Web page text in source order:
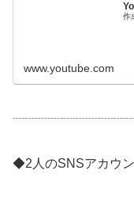
作
www.youtube.com
◆2人のSNSアカウ